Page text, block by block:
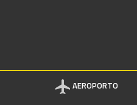
AEROPORTO